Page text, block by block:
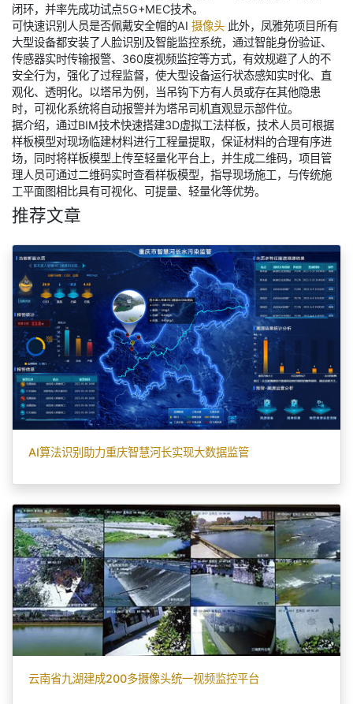
闭环，并率先成功试点5G+MEC技术。
可快速识别人员是否佩戴安全帽的AI 摄像头 此外，凤雅苑项目所有
大型设备都安装了人脸识别及智能监控系统，通过智能身份验证、
传感器实时传输报警、360度视频监控等方式，有效规避了人的不
安全行为，强化了过程监督，使大型设备运行状态感知实时化、直
观化、透明化。以塔吊为例，当吊钩下方有人员或存在其他隐患
时，可视化系统将自动报警并为塔吊司机直观显示部件位。
据介绍，通过BIM技术快速搭建3D虚拟工法样板，技术人员可根据
样板模型对现场临建材料进行工程量提取，保证材料的合理有序进
场，同时将样板模型上传至轻量化平台上，并生成二维码，项目管
理人员可通过二维码实时查看样板模型，指导现场施工，与传统施
工平面图相比具有可视化、可提量、轻量化等优势。
推荐文章
AI算法识别助力重庆智慧河长实现大数据监管
云南省九湖建成200多摄像头统一视频监控平台